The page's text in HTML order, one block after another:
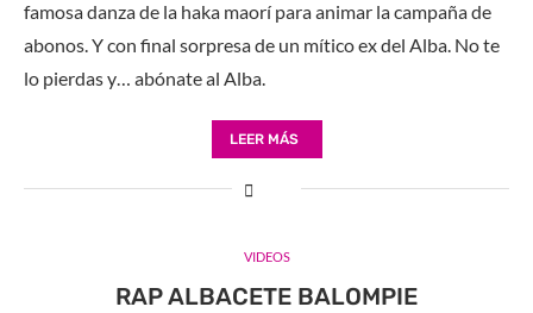
famosa danza de la haka maorí para animar la campaña de
abonos. Y con final sorpresa de un mítico ex del Alba. No te
lo pierdas y… abónate al Alba.
LEER MÁS
VIDEOS
RAP ALBACETE BALOMPIE